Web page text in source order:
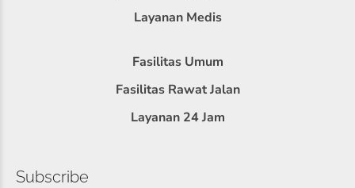
Layanan Medis
Fasilitas Umum
Fasilitas Rawat Jalan
Layanan 24 Jam
Subscribe